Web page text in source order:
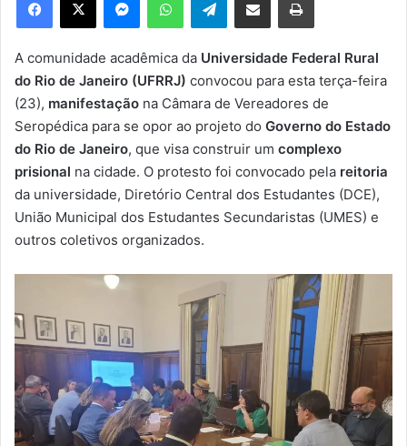
m
e
-
m
a
l
A comunidade acadêmica da Universidade Federal Rural
do Rio de Janeiro (UFRRJ) convocou para esta terça-feira
(23), manifestação na Câmara de Vereadores de
Seropédica para se opor ao projeto do Governo do Estado
do Rio de Janeiro, que visa construir um complexo
prisional na cidade. O protesto foi convocado pela reitoria
da universidade, Diretório Central dos Estudantes (DCE),
União Municipal dos Estudantes Secundaristas (UMES) e
outros coletivos organizados.